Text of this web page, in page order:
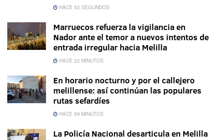
HACE 52 SEGUNDOS
Marruecos refuerza la vigilancia en
Nador ante el temor a nuevos intentos de
entrada irregular hacia Melilla
HACE 22 MINUTOS
En horario nocturno y por el callejero
melillense: así continúan las populares
rutas sefardíes
HACE 59 MINUTOS
La Policía Nacional desarticula en Melilla